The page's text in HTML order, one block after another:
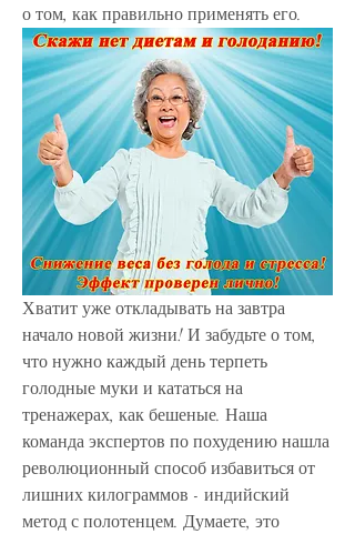
о том, как правильно применять его.
Хватит уже откладывать на завтра
начало новой жизни! И забудьте о том,
что нужно каждый день терпеть
голодные муки и кататься на
тренажерах, как бешеные. Наша
команда экспертов по похудению нашла
революционный способ избавиться от
лишних килограммов - индийский
метод с полотенцем. Думаете, это